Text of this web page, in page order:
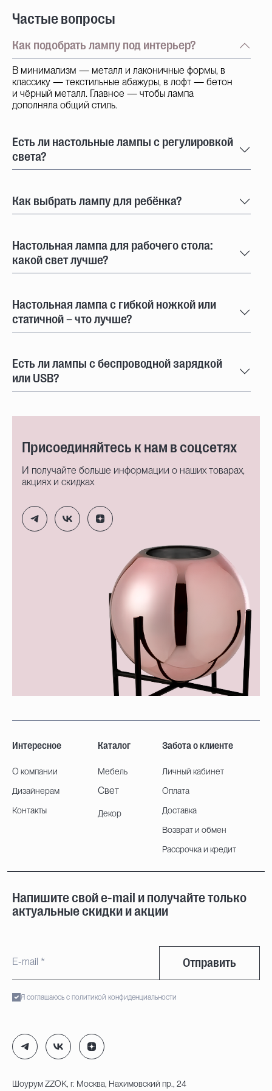
Частые вопросы
Как подобрать лампу под интерьер?
В минимализм — металл и лаконичные формы, в
классику — текстильные абажуры, в лофт — бетон
и чёрный металл. Главное — чтобы лампа
дополняла общий стиль.
Есть ли настольные лампы с регулировкой
света?
Как выбрать лампу для ребёнка?
Настольная лампа для рабочего стола:
какой свет лучше?
Настольная лампа с гибкой ножкой или
статичной – что лучше?
Есть ли лампы с беспроводной зарядкой
или USB?
Присоединяйтесь к нам в соцсетях
И получайте больше информации о наших товарах,
акциях и скидках
Интересное
О компании
Дизайнерам
Контакты
Каталог
Мебель
Свет
Декор
Забота о клиенте
Личный кабинет
Оплата
Доставка
Возврат и обмен
Рассрочка и кредит
Напишите свой e-mail и получайте только
актуальные скидки и акции
Отправить
Я соглашаюсь с политикой конфиденциальности
Шоурум ZZOK, г. Москва, Нахимовский пр., 24